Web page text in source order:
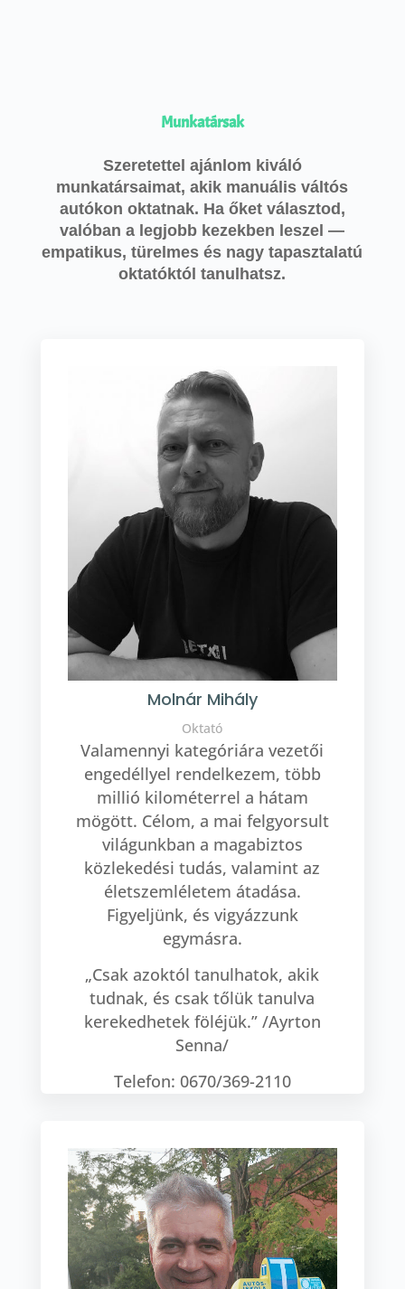
Munkatársak
Szeretettel ajánlom kiváló
munkatársaimat, akik manuális váltós
autókon oktatnak. Ha őket választod,
valóban a legjobb kezekben leszel —
empatikus, türelmes és nagy tapasztalatú
oktatóktól tanulhatsz.
Molnár Mihály
Oktató
Valamennyi kategóriára vezetői
engedéllyel rendelkezem, több
millió kilométerrel a hátam
mögött. Célom, a mai felgyorsult
világunkban a magabiztos
közlekedési tudás, valamint az
életszemléletem átadása.
Figyeljünk, és vigyázzunk
egymásra.
„Csak azoktól tanulhatok, akik
tudnak, és csak tőlük tanulva
kerekedhetek föléjük.” /Ayrton
Senna/
Telefon: 0670/369-2110